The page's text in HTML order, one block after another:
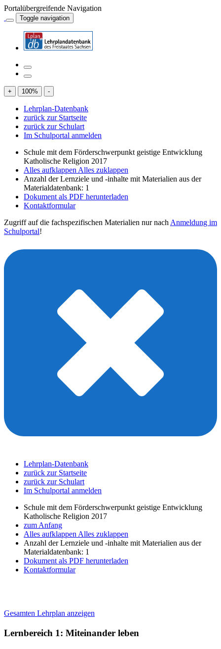
Portalübergreifende Navigation
Toggle navigation
+ 100% -
Lehrplan-Datenbank
zurück zur Startseite
zurück zur Schulart
Im Schulportal anmelden
Schule mit dem Förderschwerpunkt geistige Entwicklung
Katholische Religion 2017
Alles aufklappen Alles zuklappen
Anzahl der Lernziele und -inhalte mit Materialien aus der
Materialdatenbank: 1
Dokument als PDF herunterladen
Kontaktformular
Zugriff auf die fachspezifischen Materialien nur nach Anmeldung im
Schulportal!
Lehrplan-Datenbank
zurück zur Startseite
zurück zur Schulart
Im Schulportal anmelden
Schule mit dem Förderschwerpunkt geistige Entwicklung
Katholische Religion 2017
zum Anfang
Alles aufklappen Alles zuklappen
Anzahl der Lernziele und -inhalte mit Materialien aus der
Materialdatenbank: 1
Dokument als PDF herunterladen
Kontaktformular
Gesamten Lehrplan anzeigen
Lernbereich 1: Miteinander leben